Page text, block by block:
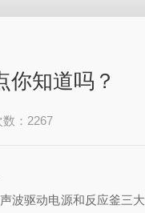
你知道吗？
数：2267
驱动电源和反应釜三大